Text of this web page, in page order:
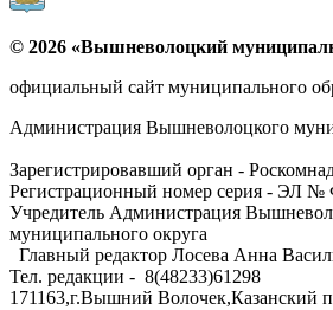
© 2026 «Вышневолоцкий
официальный сайт муниципального
Администрация Вышневолоцкого
Зарегистрировавший орган -
Регистрационный номер серия - ЭЛ №
Учредитель Администрация
муниципального округа
Главный редактор Лосева Анна
Тел. редакции -
171163,г.Вышний Волочек,Казанский